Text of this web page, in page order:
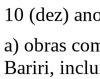
10 (dez)
a) obras
Bariri,